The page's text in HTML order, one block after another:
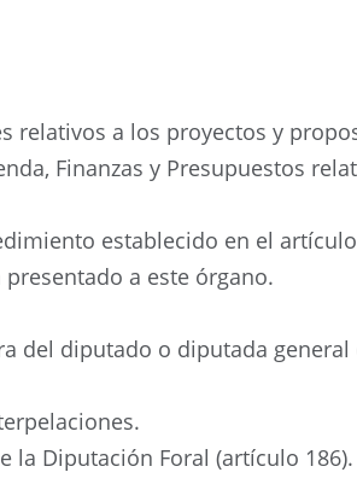
a los proyectos y
Finanzas y Presupuestos
establecido en el
a este órgano.
del diputado o diputada
la Diputación Foral (artículo 186).